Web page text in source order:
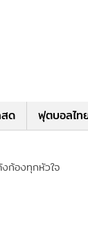
ด ฟุตบอลไท
ก้องทุกหัวใจ